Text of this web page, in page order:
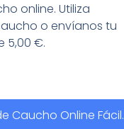
online. Utiliza
o envíanos tu
5,00 €.
Caucho Online Fácil.